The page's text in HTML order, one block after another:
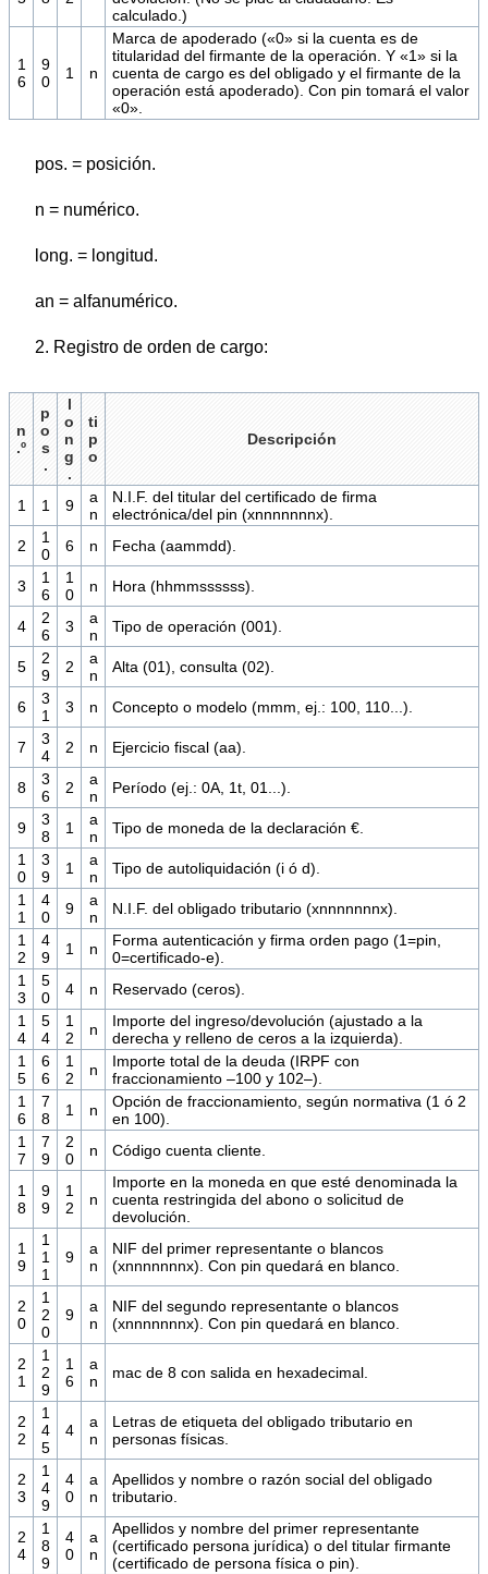
calculado.)
1
6
9
0
1 n
Marca de apoderado («0» si la cuenta es de
titularidad del firmante de la operación. Y «1» si la
cuenta de cargo es del obligado y el firmante de la
operación está apoderado). Con pin tomará el valor
«0».
pos. = posición.
n = numérico.
long. = longitud.
an = alfanumérico.
2. Registro de orden de cargo:
n
.º
p
o
s
.
l
o
n
g
.
ti
p
o
Descripción
1 1 9
a
n
N.I.F. del titular del certificado de firma
electrónica/del pin (xnnnnnnnx).
2
1
0
6 n Fecha (aammdd).
3
1
6
1
0
n Hora (hhmmssssss).
4
2
6
3
a
n
Tipo de operación (001).
5
2
9
2
a
n
Alta (01), consulta (02).
6
3
1
3 n Concepto o modelo (mmm, ej.: 100, 110...).
7
3
4
2 n Ejercicio fiscal (aa).
8
3
6
2
a
n
Período (ej.: 0A, 1t, 01...).
9
3
8
1
a
n
Tipo de moneda de la declaración €.
1
0
3
9
1
a
n
Tipo de autoliquidación (i ó d).
1
1
4
0
9
a
n
N.I.F. del obligado tributario (xnnnnnnnx).
1
2
4
9
1 n
Forma autenticación y firma orden pago (1=pin,
0=certificado-e).
1
3
5
0
4 n
Reservado (ceros).
1
4
5
4
1
2
n
Importe del ingreso/devolución (ajustado a la
derecha y relleno de ceros a la izquierda).
1
5
6
6
1
2
n
Importe total de la deuda (IRPF con
fraccionamiento –100 y 102–).
1
6
7
8
1 n
Opción de fraccionamiento, según normativa (1 ó 2
en 100).
1
7
7
9
2
0
n Código cuenta cliente.
1
8
9
9
1
2
n
Importe en la moneda en que esté denominada la
cuenta restringida del abono o solicitud de
devolución.
1
9
1
1
1
9
a
n
NIF del primer representante o blancos
(xnnnnnnnx). Con pin quedará en blanco.
2
0
1
2
0
9
a
n
NIF del segundo representante o blancos
(xnnnnnnnx). Con pin quedará en blanco.
2
1
1
2
9
1
6
a
n
mac de 8 con salida en hexadecimal.
2
2
1
4
5
4
a
n
Letras de etiqueta del obligado tributario en
personas físicas.
2
3
1
4
9
4
0
a
n
Apellidos y nombre o razón social del obligado
tributario.
2
4
1
8
9
4
0
a
n
Apellidos y nombre del primer representante
(certificado persona jurídica) o del titular firmante
(certificado de persona física o pin).